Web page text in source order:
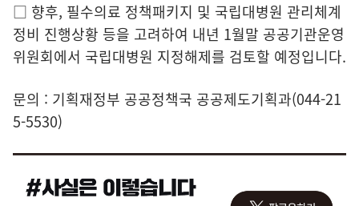
□ 향후, 필수의료 정책패키지 및 국립대병원 관리체계
정비 진행상황 등을 고려하여 내년 1월말 공공기관운영
위원회에서 국립대병원 지정해제를 검토할 예정입니다.
문의 : 기획재정부 공공정책국 공공제도기획과(044-21
5-5530)